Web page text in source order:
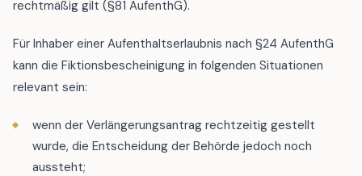
rechtmäßig gilt (§81 AufenthG).
Für Inhaber einer Aufenthaltserlaubnis nach §24 AufenthG
kann die Fiktionsbescheinigung in folgenden Situationen
relevant sein:
wenn der Verlängerungsantrag rechtzeitig gestellt
wurde, die Entscheidung der Behörde jedoch noch
aussteht;